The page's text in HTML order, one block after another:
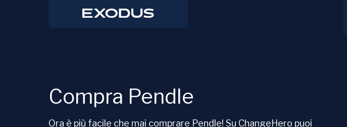
Compra Pendle
Ora è più facile che mai comprare Pendle! Su ChangeHero puoi